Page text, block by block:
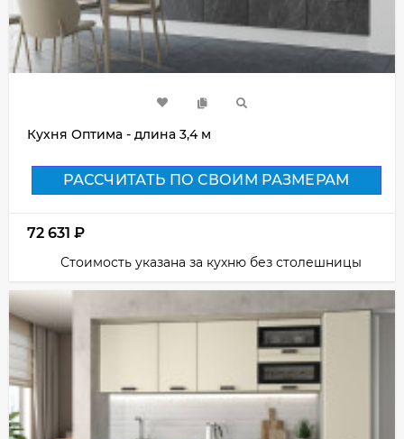
Кухня Оптима - длина 3,4 м
РАССЧИТАТЬ ПО СВОИМ РАЗМЕРАМ
72 631 ₽
Стоимость указана за кухню без столешницы